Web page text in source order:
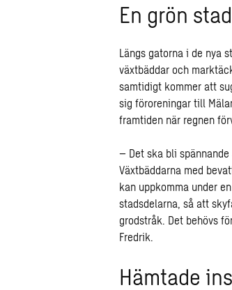
En grön
Längs gatorna i de nya
växtbäddar och
samtidigt kommer att
sig föroreningar till
framtiden när regnen
– Det ska bli
Växtbäddarna med
kan uppkomma under
stadsdelarna, så att
grodstråk. Det behövs
Fredrik.
Hämtade